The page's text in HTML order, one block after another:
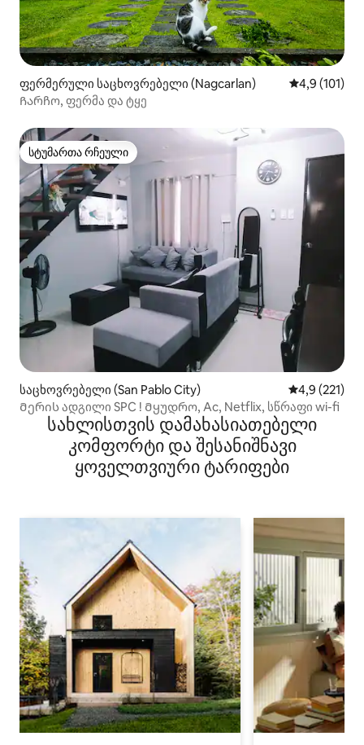
ფერმერული საცხოვრებელი (Nagcarlan) საშუალო
4,9 (101)
Ჩარჩო, ფერმა და ტყე
სტუმართა რჩეული
სტუმართა რჩეული
საცხოვრებელი (San Pablo City) საშუალო
4,9 (221)
Მერის ადგილი SPC ! Მყუდრო, Ac, Netflix, სწრაფი wi-fi
სახლისთვის დამახასიათებელი
კომფორტი და შესანიშნავი
ყოველთვიური ტარიფები